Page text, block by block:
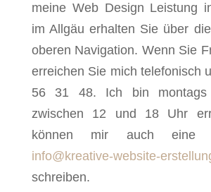
meine Web Design Leistung
im Allgäu erhalten Sie über
oberen Navigation. Wenn Sie
erreichen Sie mich telefonisch
56 31 48. Ich bin montags
zwischen 12 und 18 Uhr
können mir auch eine
info@kreative-website-
schreiben.